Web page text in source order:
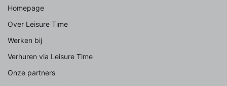
Homepage
Over Leisure Time
Werken bij
Verhuren via Leisure Time
Onze partners